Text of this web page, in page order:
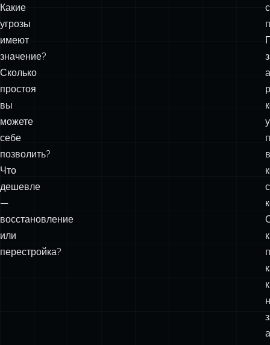
Какие
угрозы
имеют
значение?
Сколько
простоя
вы
можете
себе
позволить?
Что
дешевле
—
восстановление
или
перестройка?
к
к
а